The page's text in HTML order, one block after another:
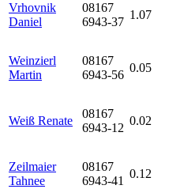
Vrhovnik
Daniel
08167
6943-37
1.07
Weinzierl
Martin
08167
6943-56
0.05
Weiß Renate
08167
6943-12
0.02
Zeilmaier
Tahnee
08167
6943-41
0.12